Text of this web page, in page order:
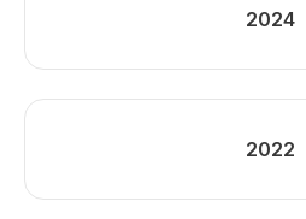
2024
2022